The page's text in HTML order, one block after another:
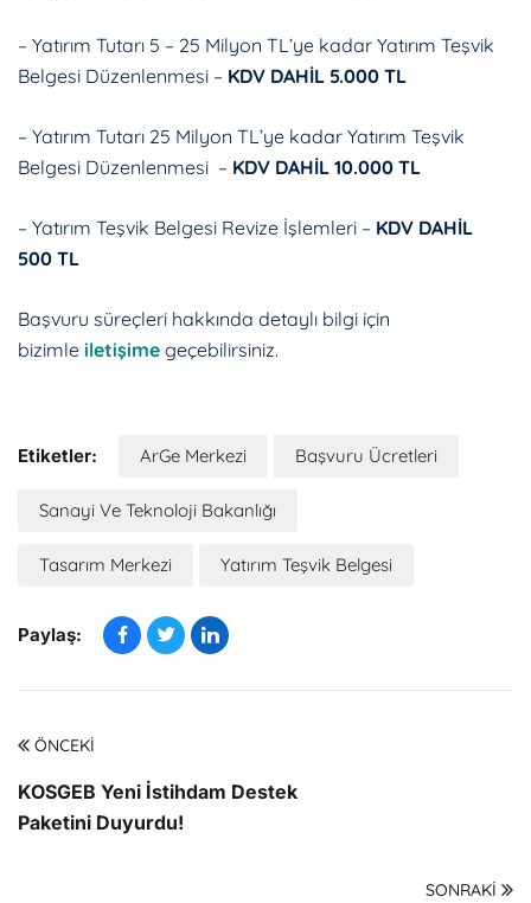
– Yatırım Tutarı 5 – 25 Milyon TL’ye kadar Yatırım Teşvik
Belgesi Düzenlenmesi – KDV DAHİL 5.000 TL
– Yatırım Tutarı 25 Milyon TL’ye kadar Yatırım Teşvik
Belgesi Düzenlenmesi – KDV DAHİL 10.000 TL
– Yatırım Teşvik Belgesi Revize İşlemleri – KDV DAHİL
500 TL
Başvuru süreçleri hakkında detaylı bilgi için
bizimle iletişime geçebilirsiniz.
Etiketler: ArGe Merkezi Başvuru Ücretleri
Sanayi Ve Teknoloji Bakanlığı
Tasarım Merkezi Yatırım Teşvik Belgesi
Paylaş:
ÖNCEKI
KOSGEB Yeni İstihdam Destek
Paketini Duyurdu!
SONRAKI